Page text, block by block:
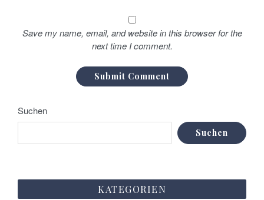
Save my name, email, and website in this browser for the
next time I comment.
Suchen
Suchen
KATEGORIEN